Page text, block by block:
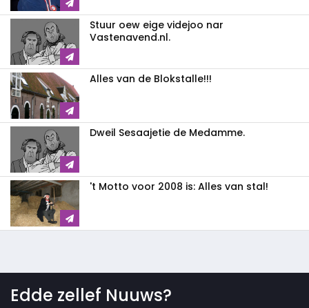
Stuur oew eige videjoo nar
Vastenavend.nl.
Alles van de Blokstalle!!!
Dweil Sesaajetie de Medamme.
't Motto voor 2008 is: Alles van stal!
Edde zellef Nuuws?